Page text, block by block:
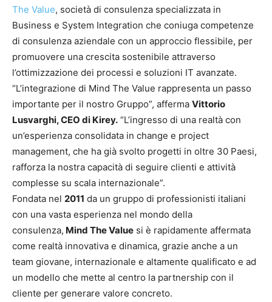
The Value, società di consulenza specializzata in
Business e System Integration che coniuga competenze
di consulenza aziendale con un approccio flessibile, per
promuovere una crescita sostenibile attraverso
l’ottimizzazione dei processi e soluzioni IT avanzate.
“L’integrazione di Mind The Value rappresenta un passo
importante per il nostro Gruppo”, afferma Vittorio
Lusvarghi, CEO di Kirey. “L’ingresso di una realtà con
un’esperienza consolidata in change e project
management, che ha già svolto progetti in oltre 30 Paesi,
rafforza la nostra capacità di seguire clienti e attività
complesse su scala internazionale”.
Fondata nel 2011 da un gruppo di professionisti italiani
con una vasta esperienza nel mondo della
consulenza, Mind The Value si è rapidamente affermata
come realtà innovativa e dinamica, grazie anche a un
team giovane, internazionale e altamente qualificato e ad
un modello che mette al centro la partnership con il
cliente per generare valore concreto.